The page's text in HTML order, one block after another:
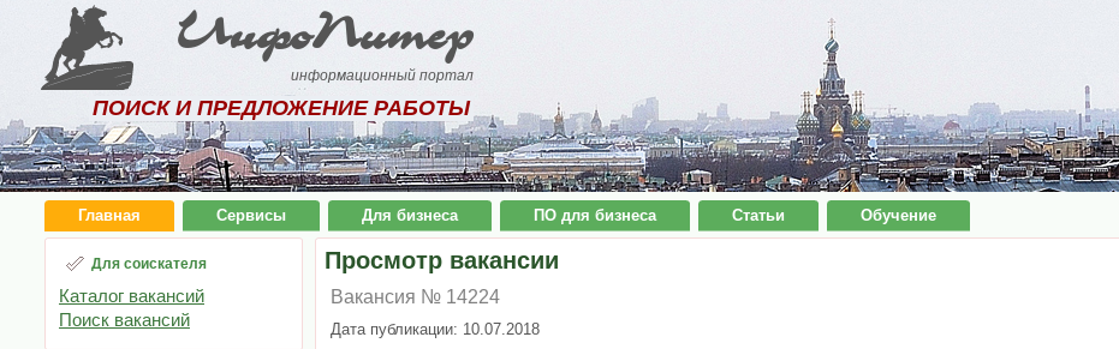
ИнфоПитер
информационный портал
ПОИСК И ПРЕДЛОЖЕНИЕ РАБОТЫ
Главная Сервисы Для бизнеса ПО для бизнеса Статьи Обучение
Для соискателя
Каталог вакансий
Поиск вакансий
Просмотр вакансии
Вакансия № 14224
Дата публикации: 10.07.2018